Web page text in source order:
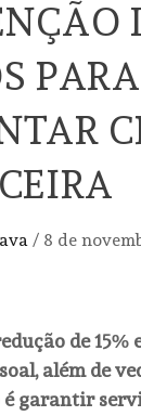
PARA
/ 8 de
de 15%
além de
garantir